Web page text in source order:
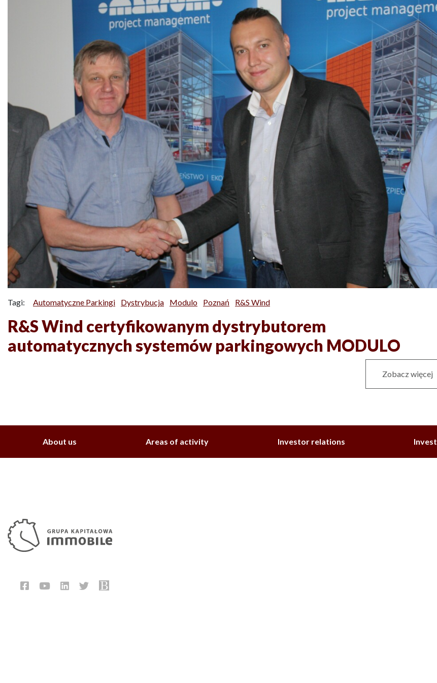
Tagi: Automatyczne Parkingi Dystrybucja Modulo Poznań R&S Wind
R&S Wind certyfikowanym dystrybutorem
automatycznych systemów parkingowych MODULO
Zobacz więcej
About us Areas of activity Investor relations Invest